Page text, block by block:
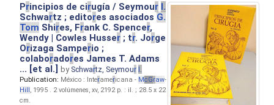
Principios de cirugía / Seymour I.
Schwartz ; editores asociados G.
Tom Shires, Frank C. Spencer,
Wendy | Cowles Husser ; tr. Jorge
Orizaga Samperio ;
colaboradores James T. Adams
... [et al.]by Schwartz, Seymour I.
Publication: México : Interamericana - McGraw-
Hill, 1995 . 2 volúmenes, xv, 2192 p. : il. ; 28.5 x 22
cm.